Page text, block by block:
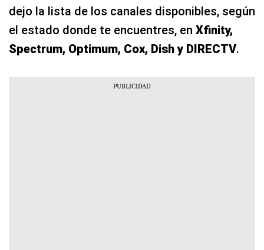
dejo la lista de los canales disponibles, según
el estado donde te encuentres, en Xfinity,
Spectrum, Optimum, Cox, Dish y DIRECTV.